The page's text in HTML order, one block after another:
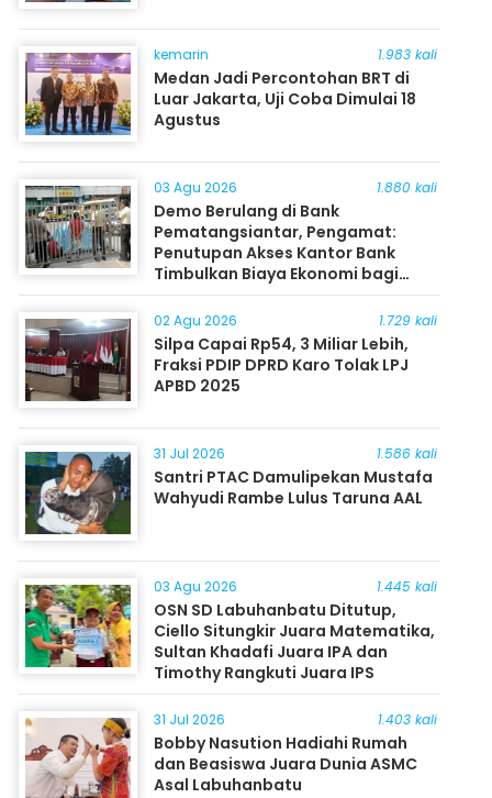
kemarin 1.983 kali
Medan Jadi Percontohan BRT di
Luar Jakarta, Uji Coba Dimulai 18
Agustus
03 Agu 2026 1.880 kali
Demo Berulang di Bank
Pematangsiantar, Pengamat:
Penutupan Akses Kantor Bank
Timbulkan Biaya Ekonomi bagi
Masyarakat
02 Agu 2026 1.729 kali
Silpa Capai Rp54, 3 Miliar Lebih,
Fraksi PDIP DPRD Karo Tolak LPJ
APBD 2025
31 Jul 2026 1.586 kali
Santri PTAC Damulipekan Mustafa
Wahyudi Rambe Lulus Taruna AAL
03 Agu 2026 1.445 kali
OSN SD Labuhanbatu Ditutup,
Ciello Situngkir Juara Matematika,
Sultan Khadafi Juara IPA dan
Timothy Rangkuti Juara IPS
31 Jul 2026 1.403 kali
Bobby Nasution Hadiahi Rumah
dan Beasiswa Juara Dunia ASMC
Asal Labuhanbatu